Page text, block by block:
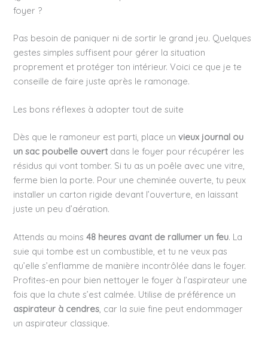
foyer ?
Pas besoin de paniquer ni de sortir le grand jeu. Quelques
gestes simples suffisent pour gérer la situation
proprement et protéger ton intérieur. Voici ce que je te
conseille de faire juste après le ramonage.
Les bons réflexes à adopter tout de suite
Dès que le ramoneur est parti, place unvieux journal ou
un sac poubelle ouvert dans le foyer pour récupérer les
résidus qui vont tomber. Si tu as un poêle avec une vitre,
ferme bien la porte. Pour une cheminée ouverte, tu peux
installer un carton rigide devant l’ouverture, en laissant
juste un peu d’aération.
Attends au moins48 heures avant de rallumer un feu. La
suie qui tombe est un combustible, et tu ne veux pas
qu’elle s’enflamme de manière incontrôlée dans le foyer.
Profites-en pour bien nettoyer le foyer à l’aspirateur une
fois que la chute s’est calmée. Utilise de préférence un
aspirateur à cendres, car la suie fine peut endommager
un aspirateur classique.